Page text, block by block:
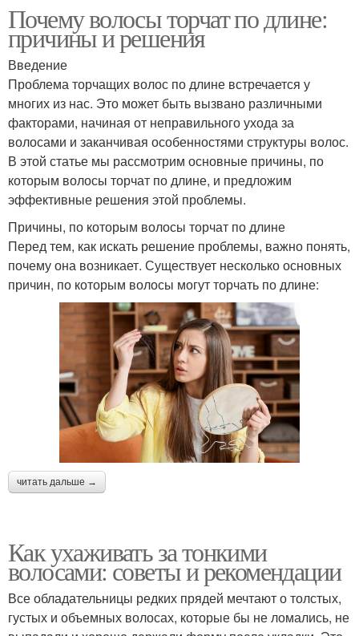
Почему волосы торчат по длине:
причины и решения
Введение
Проблема торчащих волос по длине встречается у
многих из нас. Это может быть вызвано различными
факторами, начиная от неправильного ухода за
волосами и заканчивая особенностями структуры волос.
В этой статье мы рассмотрим основные причины, по
которым волосы торчат по длине, и предложим
эффективные решения этой проблемы.
Причины, по которым волосы торчат по длине
Перед тем, как искать решение проблемы, важно понять,
почему она возникает. Существует несколько основных
причин, по которым волосы могут торчать по длине:
читать дальше →
Как ухаживать за тонкими
волосами: советы и рекомендации
Все обладательницы редких прядей мечтают о толстых,
густых и объемных волосах, которые бы не ломались, не